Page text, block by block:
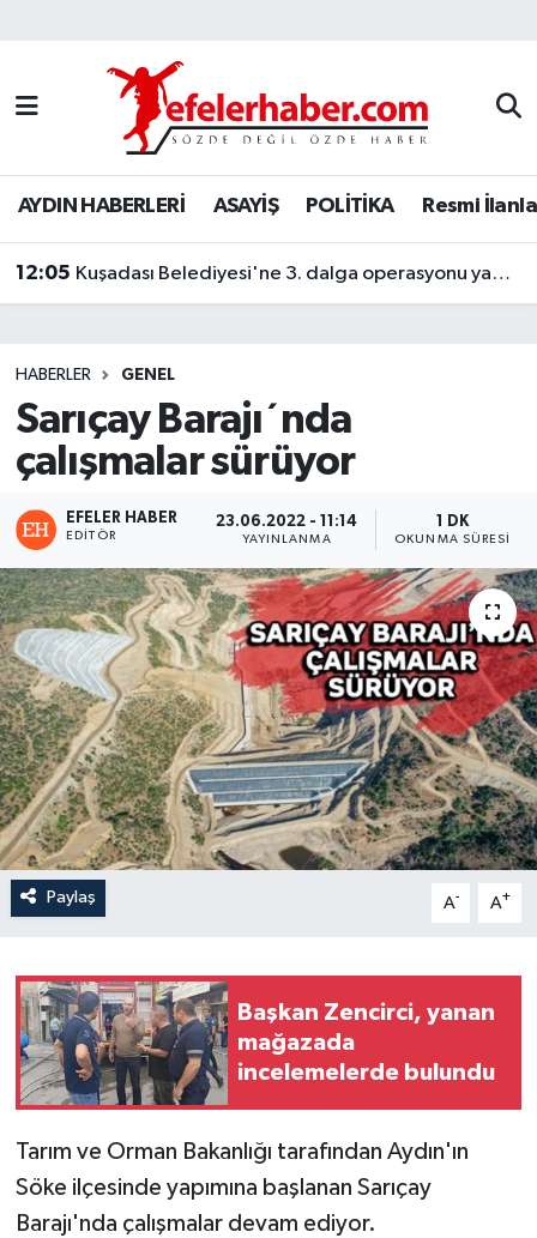
AYDIN HABERLERİ ASAYİŞ POLİTİKA Resmi
12:05 Kuşadası Belediyesi'ne 3. dalga operasyonu yapıldı
HABERLER GENEL
Sarıçay Barajı´nda
çalışmalar sürüyor
EFELER HABER
EDITÖR
23.06.2022 - 11:14
YAYINLANMA
1 DK
OKUNMA SÜRESI
Paylaş A- A+
Başkan Zencirci, yanan
mağazada
incelemelerde bulundu
Tarım ve Orman Bakanlığı tarafından Aydın'ın
Söke ilçesinde yapımına başlanan Sarıçay
Barajı'nda çalışmalar devam ediyor.
Nöbetçi Eczaneler
Hava Durumu
Aydin Namaz Vakitleri
Trafik Durumu
Son Dakika Haberleri
Haber Arşivi